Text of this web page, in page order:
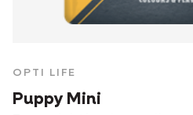
OPTI LIFE
Puppy Mini